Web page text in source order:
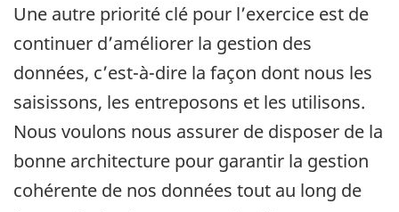
Une autre priorité clé pour l’exercice est de
continuer d’améliorer la gestion des
données, c’est-à-dire la façon dont nous les
saisissons, les entreposons et les utilisons.
Nous voulons nous assurer de disposer de la
bonne architecture pour garantir la gestion
cohérente de nos données tout au long de